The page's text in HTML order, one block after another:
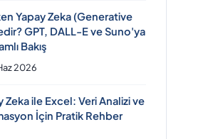
Yapay Zeka (Generative
GPT, DALL-E ve Suno'ya
Bakış
2026
Zeka ile Excel: Veri Analizi ve
İçin Pratik Rehber